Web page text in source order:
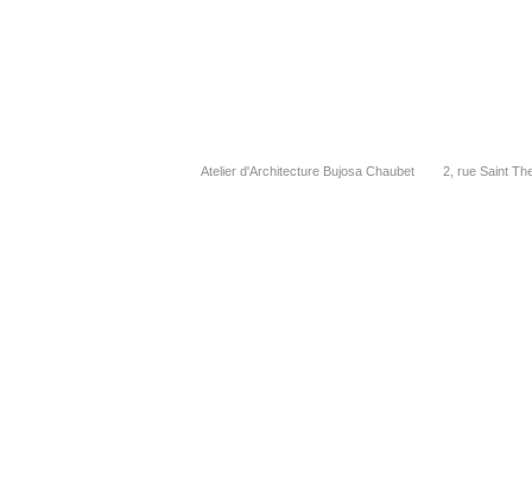
Atelier d'Architecture Bujosa Chaubet 2, rue Saint